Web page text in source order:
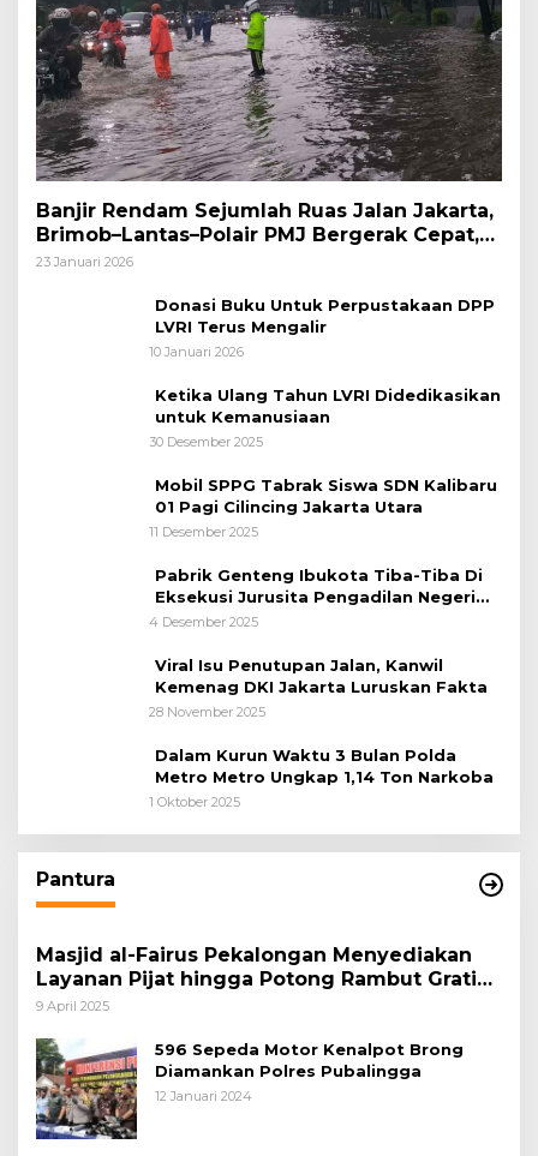
Banjir Rendam Sejumlah Ruas Jalan Jakarta,
Brimob–Lantas–Polair PMJ Bergerak Cepat,
Polri Siagakan 128.247 Personel Secara
23 Januari 2026
Donasi Buku Untuk Perpustakaan DPP
LVRI Terus Mengalir
10 Januari 2026
Ketika Ulang Tahun LVRI Didedikasikan
untuk Kemanusiaan
30 Desember 2025
Mobil SPPG Tabrak Siswa SDN Kalibaru
01 Pagi Cilincing Jakarta Utara
11 Desember 2025
Pabrik Genteng Ibukota Tiba-Tiba Di
Eksekusi Jurusita Pengadilan Negeri
Tangerang, Diduga Cacat Hukum Sejak
4 Desember 2025
Viral Isu Penutupan Jalan, Kanwil
Kemenag DKI Jakarta Luruskan Fakta
28 November 2025
Dalam Kurun Waktu 3 Bulan Polda
Metro Metro Ungkap 1,14 Ton Narkoba
1 Oktober 2025
Pantura
Masjid al-Fairus Pekalongan Menyediakan
Layanan Pijat hingga Potong Rambut Gratis
bagi Pemudik Lebaran 2025
9 April 2025
596 Sepeda Motor Kenalpot Brong
Diamankan Polres Pubalingga
12 Januari 2024